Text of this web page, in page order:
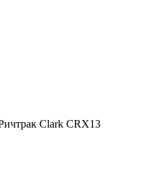
Clark CRX13